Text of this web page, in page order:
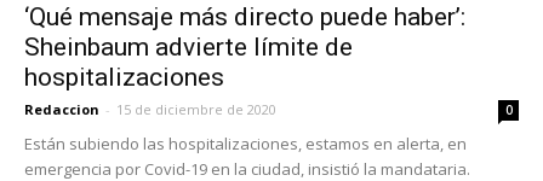
‘Qué mensaje más directo puede haber’:
Sheinbaum advierte límite de
hospitalizaciones
Redaccion - 15 de diciembre de 2020 0
Están subiendo las hospitalizaciones, estamos en alerta, en
emergencia por Covid-19 en la ciudad, insistió la mandataria.